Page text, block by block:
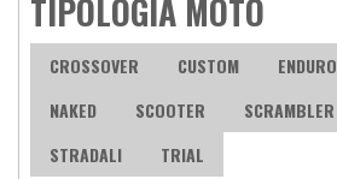
TIPOLOGIA MOTO
CROSSOVER CUSTOM ENDURO
NAKED
SCOOTER SCRAMBLER
STRADALI
TRIAL